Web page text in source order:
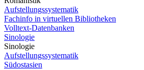
Aufstellungssystematik
Fachinfo in virtuellen Bibliotheken
Volltext-Datenbanken
Sinologie
Sinologie
Aufstellungssystematik
Südostasien